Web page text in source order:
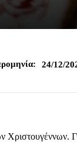
24/12/
Χριστουγέννων.